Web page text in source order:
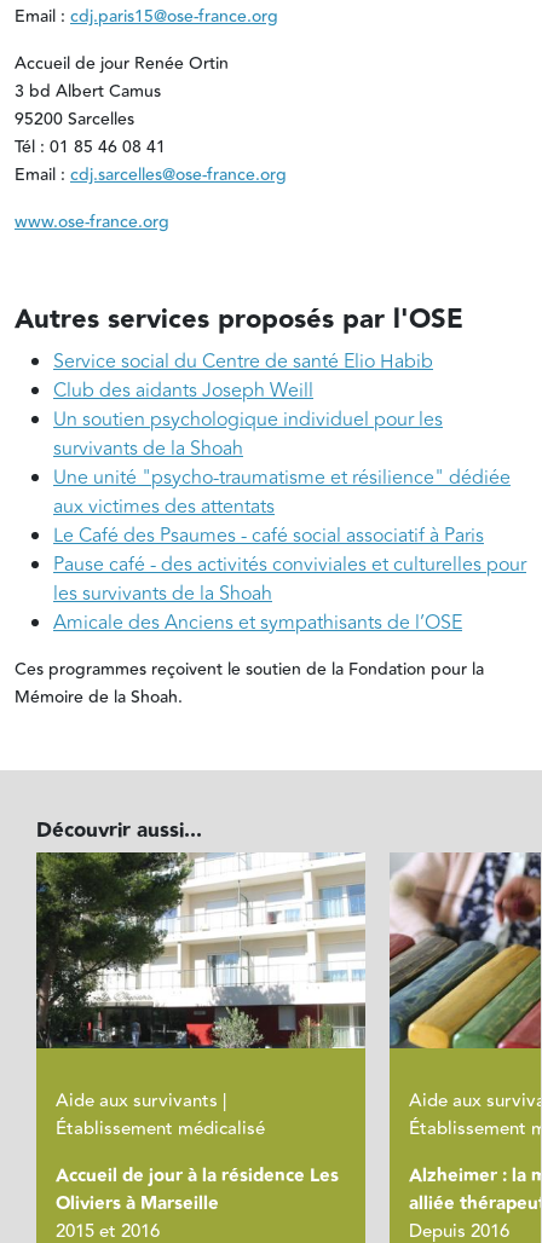
Email : cdj.paris15@ose-france.org
Accueil de jour Renée Ortin
3 bd Albert Camus
95200 Sarcelles
Tél : 01 85 46 08 41
Email : cdj.sarcelles@ose-france.org
www.ose-france.org
Autres services proposés par l'OSE
Service social du Centre de santé Elio Habib
Club des aidants Joseph Weill
Un soutien psychologique individuel pour les
survivants de la Shoah
Une unité "psycho-traumatisme et résilience" dédiée
aux victimes des attentats
Le Café des Psaumes - café social associatif à Paris
Pause café - des activités conviviales et culturelles pour
les survivants de la Shoah
Amicale des Anciens et sympathisants de l’OSE
Ces programmes reçoivent le soutien de la Fondation pour la
Mémoire de la Shoah.
Découvrir aussi...
Aide aux survivants |
Établissement médicalisé
Accueil de jour à la résidence Les
Oliviers à Marseille
2015 et 2016
Aide aux
Établissement
Alzheimer : la
alliée
Depuis 2016